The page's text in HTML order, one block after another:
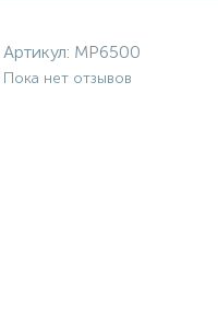
Артикул: MP6500
Пока нет отзывов